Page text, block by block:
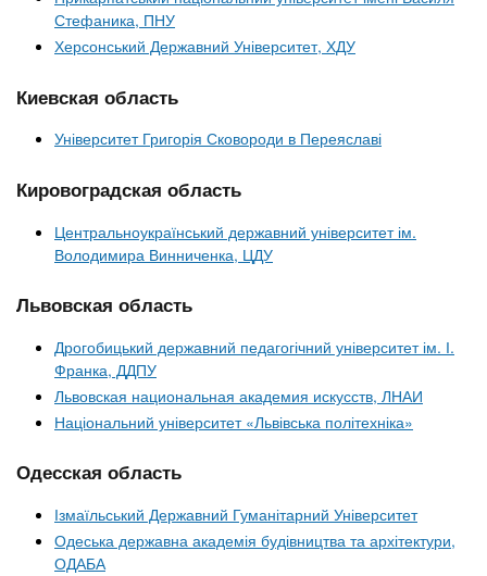
Стефаника, ПНУ
Херсонський Державний Університет, ХДУ
Киевская область
Університет Григорія Сковороди в Переяславі
Кировоградская область
Центральноукраїнський державний університет ім.
Володимира Винниченка, ЦДУ
Львовская область
Дрогобицький державний педагогічний університет ім. І.
Франка, ДДПУ
Львовская национальная академия искусств, ЛНАИ
Національний університет «Львівська політехніка»
Одесская область
Ізмаїльський Державний Гуманітарний Університет
Одеська державна академія будівництва та архітектури,
ОДАБА